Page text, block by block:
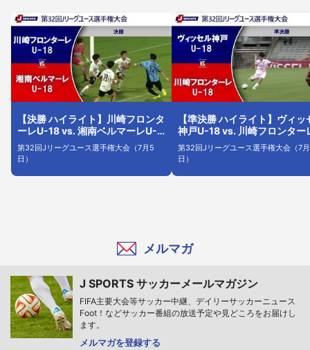
【決勝 ハイライト】川崎フロンタ
ーレU-18 vs. 湘南ベルマーレU-
18
第32回Jリーグユース選手権大会（7月5
日）
【準決勝 ハイライト】ヴィッ
神戸U-18 vs. 川崎フロンター
U-18
第32回Jリーグユース選手権大会（7
日）
メルマガ
J SPORTS サッカーメールマガジン
FIFA主要大会等サッカー中継、デイリーサッカーニュース
Foot！などサッカー番組の放送予定や見どころをお届けし
ます。
メルマガを登録する